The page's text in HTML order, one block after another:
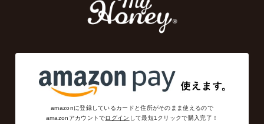
amazonに登録しているカードと住所がそのまま使えるので
amazonアカウントでログイン して最短1クリックで購入完了！